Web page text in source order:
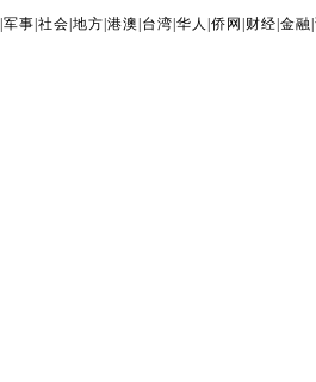
|军事 |社会 |地方 |港澳 台湾 |华人 |侨网 财经 |金融 |